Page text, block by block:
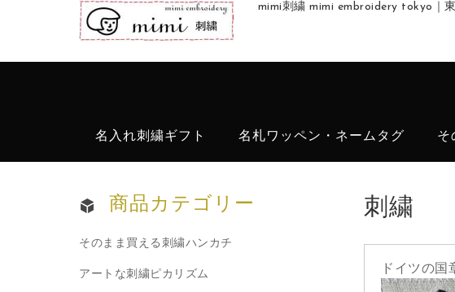
mimi刺繍 mimi embroidery tokyo｜
名入れ刺繍ギフト 名札ワッペン・ネームタグ そ
刺繍
ドイツの
商品カテゴリー
そのまま買える刺繍ハンカチ
アートな刺繍ピカリズム